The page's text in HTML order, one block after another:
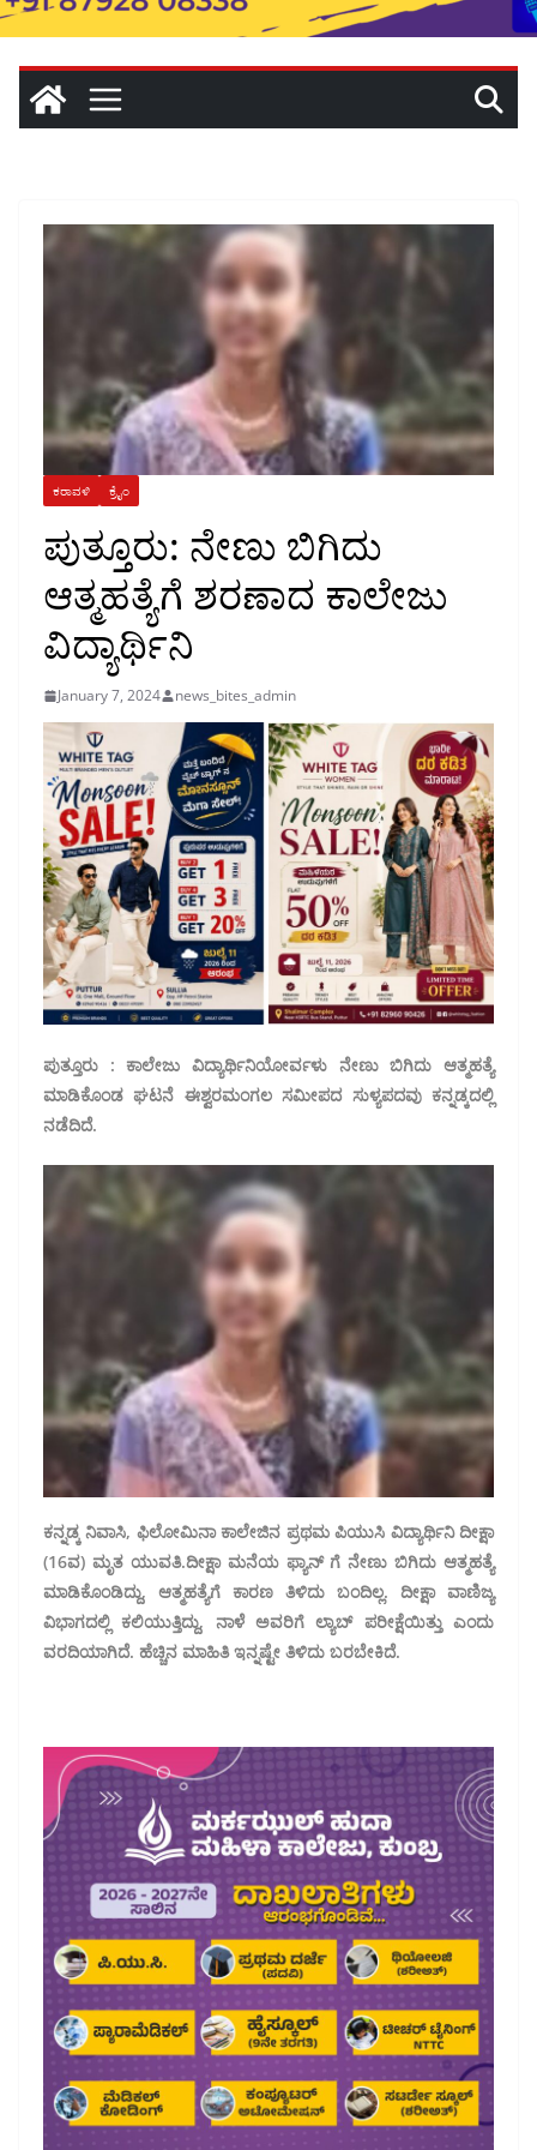
ಕರಾವಳಿ ಕ್ರೈಂ
ಪುತ್ತೂರು: ನೇಣು ಬಿಗಿದು
ಆತ್ಮಹತ್ಯೆಗೆ ಶರಣಾದ ಕಾಲೇಜು
ವಿದ್ಯಾರ್ಥಿನಿ
January 7, 2024 news_bites_admin
ಪುತ್ತೂರು : ಕಾಲೇಜು ವಿದ್ಯಾರ್ಥಿನಿಯೋರ್ವಳು ನೇಣು ಬಿಗಿದು ಆತ್ಮಹತ್ಯೆ
ಮಾಡಿಕೊಂಡ ಘಟನೆ ಈಶ್ವರಮಂಗಲ ಸಮೀಪದ ಸುಳ್ಯಪದವು ಕನ್ನಡ್ಕದಲ್ಲಿ
ನಡೆದಿದೆ.
ಕನ್ನಡ್ಕ ನಿವಾಸಿ, ಫಿಲೋಮಿನಾ ಕಾಲೇಜಿನ ಪ್ರಥಮ ಪಿಯುಸಿ ವಿದ್ಯಾರ್ಥಿನಿ ದೀಕ್ಷಾ
(16ವ) ಮೃತ ಯುವತಿ.ದೀಕ್ಷಾ ಮನೆಯ ಫ್ಯಾನ್ ಗೆ ನೇಣು ಬಿಗಿದು ಆತ್ಮಹತ್ಯೆ
ಮಾಡಿಕೊಂಡಿದ್ದು, ಆತ್ಮಹತ್ಯೆಗೆ ಕಾರಣ ತಿಳಿದು ಬಂದಿಲ್ಲ. ದೀಕ್ಷಾ ವಾಣಿಜ್ಯ
ವಿಭಾಗದಲ್ಲಿ ಕಲಿಯುತ್ತಿದ್ದು, ನಾಳೆ ಅವರಿಗೆ ಲ್ಯಾಬ್ ಪರೀಕ್ಷೆಯಿತ್ತು ಎಂದು
ವರದಿಯಾಗಿದೆ. ಹೆಚ್ಚಿನ ಮಾಹಿತಿ ಇನ್ನಷ್ಟೇ ತಿಳಿದು ಬರಬೇಕಿದೆ.